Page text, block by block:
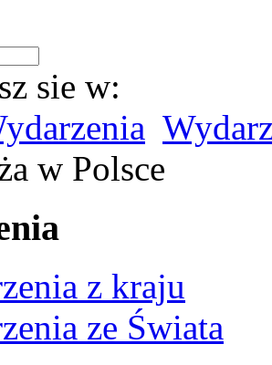
sie w:
w Polsce
z kraju
ze Świata